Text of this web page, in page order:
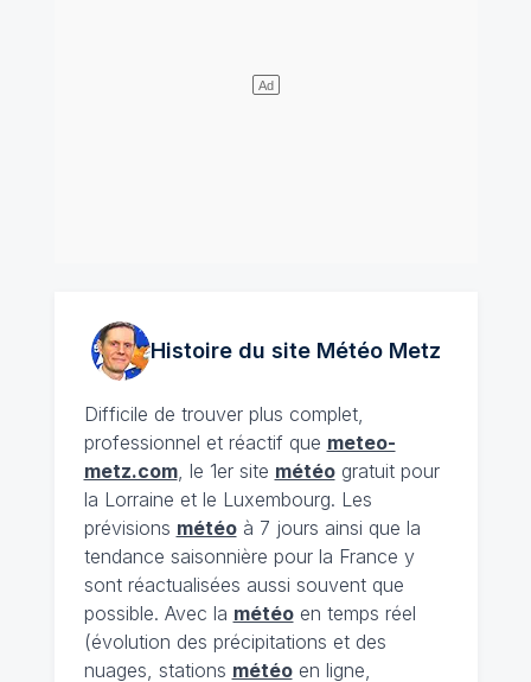
Histoire du site MétéoMetz
Difficile de trouver plus complet,
professionnel et réactif que meteo-
metz.com, le 1er site météogratuit pour
la Lorraine et le Luxembourg. Les
prévisions météoà 7 jours ainsi que la
tendance saisonnière pour la France y
sont réactualisées aussi souvent que
possible. Avec la météoen temps réel
(évolution des précipitations et des
nuages, stations météoen ligne,